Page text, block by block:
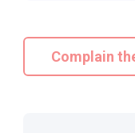
Complain